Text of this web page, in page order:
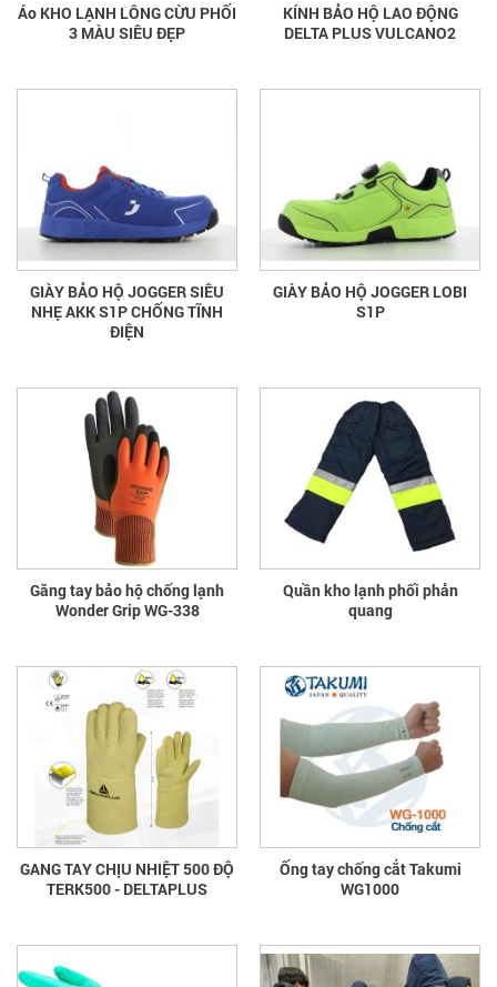
Áo KHO LẠNH LÔNG CỪU PHỐI
3 MÀU SIÊU ĐẸP
KÍNH BẢO HỘ LAO ĐỘNG
DELTA PLUS VULCANO2
GIÀY BẢO HỘ JOGGER SIÊU
NHẸ AKK S1P CHỐNG TĨNH
ĐIỆN
GIÀY BẢO HỘ JOGGER LOBI
S1P
Găng tay bảo hộ chống lạnh
Wonder Grip WG-338
Quần kho lạnh phối phản
quang
GANG TAY CHỊU NHIỆT 500 ĐỘ
TERK500 - DELTAPLUS
Ống tay chống cắt Takumi
WG1000